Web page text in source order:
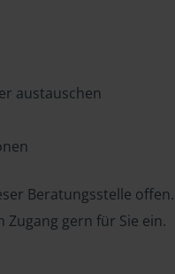
austauschen
Beratungsstelle offen.
gern für Sie ein.